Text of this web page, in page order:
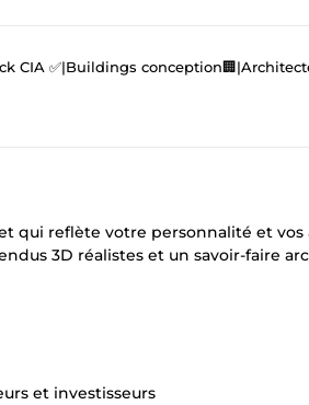
CIA ✅️|Buildings
qui reflète votre personnalité et vos
3D réalistes et un savoir-faire
et investisseurs